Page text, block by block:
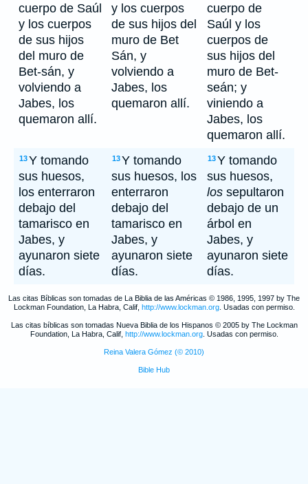
cuerpo de Saúl
y los cuerpos
de sus hijos
del muro de
Bet-sán, y
volviendo a
Jabes, los
quemaron allí.
y los cuerpos
de sus hijos del
muro de Bet
Sán, y
volviendo a
Jabes, los
quemaron allí.
cuerpo de
Saúl y los
cuerpos de
sus hijos del
muro de Bet-
seán; y
viniendo a
Jabes, los
quemaron allí.
13Y tomando
sus huesos,
los enterraron
debajo del
tamarisco en
Jabes, y
ayunaron siete
días.
13Y tomando
sus huesos, los
enterraron
debajo del
tamarisco en
Jabes, y
ayunaron siete
días.
13Y tomando
sus huesos,
los sepultaron
debajo de un
árbol en
Jabes, y
ayunaron siete
días.
Las citas Bíblicas son tomadas de La Biblia de las Américas © 1986, 1995, 1997 by The
Lockman Foundation, La Habra, Calif, http://www.lockman.org. Usadas con permiso.
Las citas bíblicas son tomadas Nueva Biblia de los Hispanos © 2005 by The Lockman
Foundation, La Habra, Calif, http://www.lockman.org. Usadas con permiso.
Reina Valera Gómez (© 2010)
Bible Hub